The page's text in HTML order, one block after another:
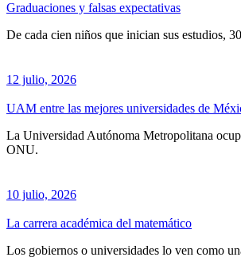
Graduaciones y falsas expectativas
De cada cien niños que inician sus estudios,
12 julio, 2026
UAM entre las mejores universidades de
La Universidad Autónoma Metropolitana
ONU.
10 julio, 2026
La carrera académica del matemático
Los gobiernos o universidades lo ven como